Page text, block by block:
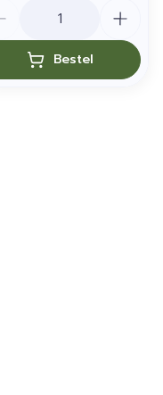
Bestel